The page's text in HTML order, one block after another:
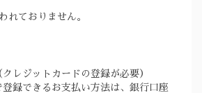
れておりません。
レジットカードの登録が必要）
録できるお支払い方法は、銀行口座